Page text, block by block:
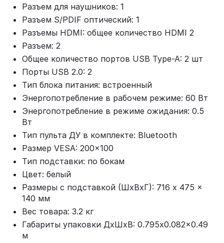
Разъем для наушников: 1
Разъем S/PDIF оптический: 1
Разъемы HDMI: общее количество HDMI 2
Разъем: 2
Общее количество портов USB Type-A: 2 шт
Порты USB 2.0: 2
Тип блока питания: встроенный
Энергопотребление в рабочем режиме: 60 Вт
Энергопотребление в режиме ожидания: 0.5
Вт
Тип пульта ДУ в комплекте: Bluetooth
Размер VESA: 200x100
Тип подставки: по бокам
Цвет: белый
Размеры с подставкой (ШxВxГ): 716 x 475 x
140 мм
Вес товара: 3.2 кг
Габариты упаковки ДхШхВ: 0.795x0.082x0.49
м